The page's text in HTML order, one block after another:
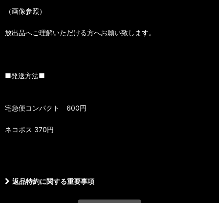
（画像参照）
放出品へご理解いただける方へお願い致します。
■発送方法■
宅急便コンパクト 600円
ネコポス 370円
返品特約に関する重要事項